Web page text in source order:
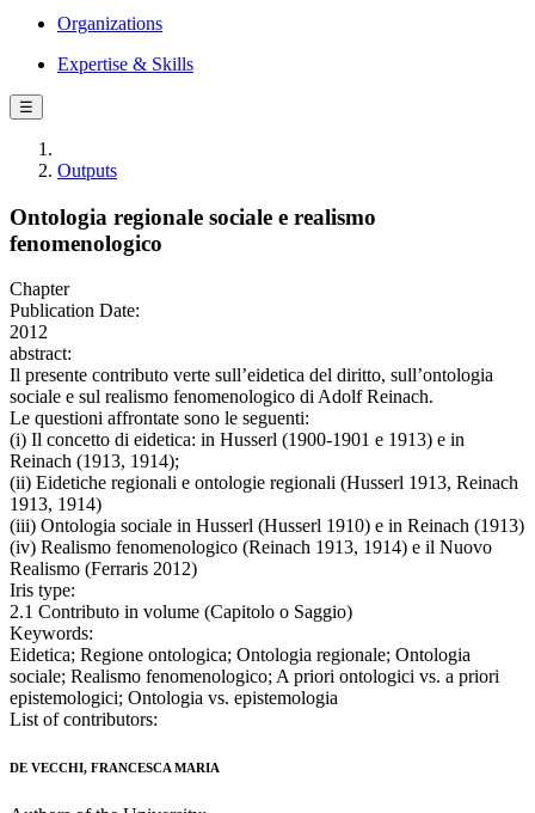
Organizations
Expertise & Skills
☰
Outputs
Ontologia regionale sociale e realismo
fenomenologico
Chapter
Publication Date:
2012
abstract:
Il presente contributo verte sull’eidetica del diritto, sull’ontologia
sociale e sul realismo fenomenologico di Adolf Reinach.
Le questioni affrontate sono le seguenti:
(i) Il concetto di eidetica: in Husserl (1900-1901 e 1913) e in
Reinach (1913, 1914);
(ii) Eidetiche regionali e ontologie regionali (Husserl 1913, Reinach
1913, 1914)
(iii) Ontologia sociale in Husserl (Husserl 1910) e in Reinach (1913)
(iv) Realismo fenomenologico (Reinach 1913, 1914) e il Nuovo
Realismo (Ferraris 2012)
Iris type:
2.1 Contributo in volume (Capitolo o Saggio)
Keywords:
Eidetica; Regione ontologica; Ontologia regionale; Ontologia
sociale; Realismo fenomenologico; A priori ontologici vs. a priori
epistemologici; Ontologia vs. epistemologia
List of contributors:
DE VECCHI, FRANCESCA MARIA